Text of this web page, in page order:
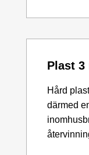
Plast 3
Hård
därmed